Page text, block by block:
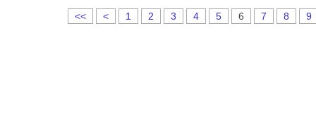
<< < 1 2 3 4 5 6 7 8 9